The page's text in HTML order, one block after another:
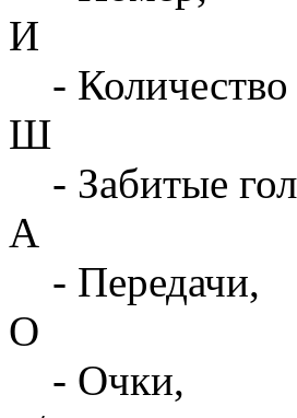
И
-
Ш
- Забитые
А
- Передачи,
О
- Очки,